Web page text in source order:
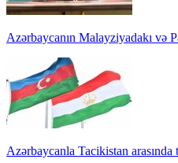
Azərbaycanın Malayziyadakı və
Azərbaycanla Tacikistan